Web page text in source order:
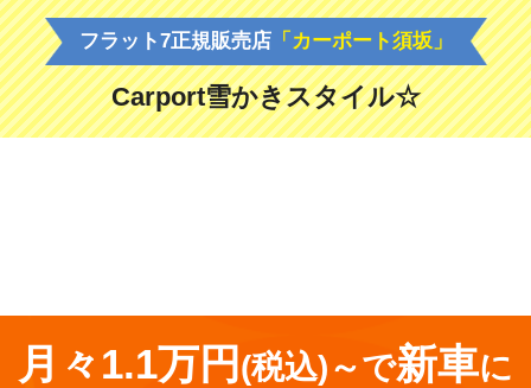
フラット7正規販売店「カーポート須坂」
Carport雪かきスタイル☆
月々1.1万円 (税込)～で新車に